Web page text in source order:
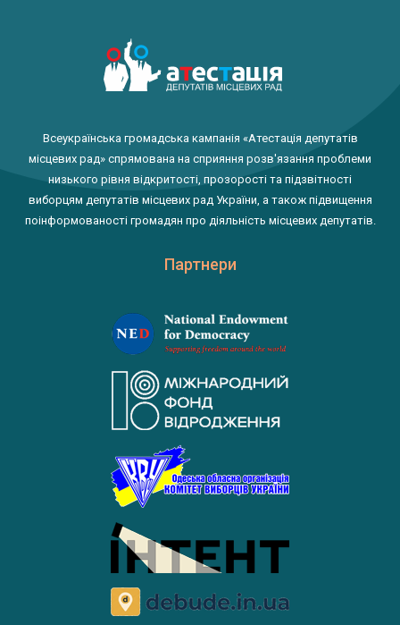
Всеукраїнська громадська кампанія «Атестація депутатів
місцевих рад» спрямована на сприяння розв'язання проблеми
низького рівня відкритості, прозорості та підзвітності
виборцям депутатів місцевих рад України, а також підвищення
поінформованості громадян про діяльність місцевих депутатів.
Партнери